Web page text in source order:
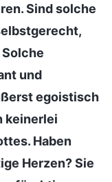
Sind solche
und
egoistisch
keinerlei
Haben
Herzen? Sie